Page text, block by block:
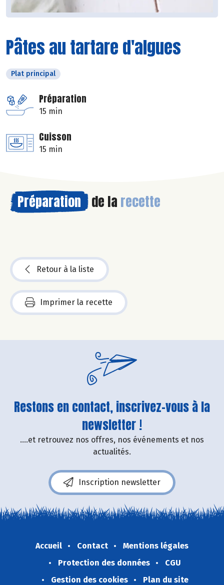
Pâtes au tartare d'algues
Plat principal
Préparation
15 min
Cuisson
15 min
Préparation de la recette
Retour à la liste
Imprimer la recette
Restons en contact, inscrivez-vous à la
newsletter !
....et retrouvez nos offres, nos événements et nos
actualités.
Inscription newsletter
Accueil Contact
Mentions légales
Protection des données
CGU
Gestion des cookies
Plan du site